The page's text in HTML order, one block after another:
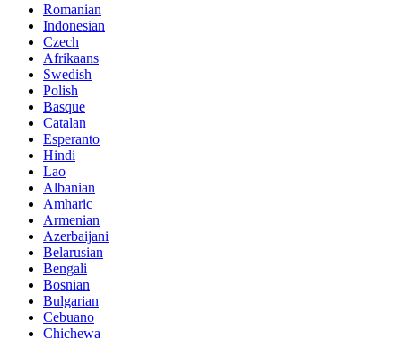
Romanian
Indonesian
Czech
Afrikaans
Swedish
Polish
Basque
Catalan
Esperanto
Hindi
Lao
Albanian
Amharic
Armenian
Azerbaijani
Belarusian
Bengali
Bosnian
Bulgarian
Cebuano
Chichewa